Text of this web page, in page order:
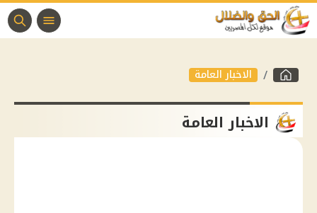
الاخبار العامة
الاخبار العامة